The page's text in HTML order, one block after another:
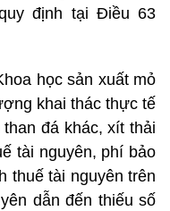
định tại Điều 63
học sản xuất mỏ
khai thác thực tế
đá khác, xít thải
tài nguyên, phí bảo
thuế tài nguyên trên
dẫn đến thiếu số